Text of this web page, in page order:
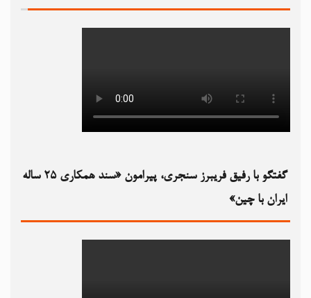
گفتگو با رفیق فریبرز سنجری، پیرامون «سند همکاری ۲۵ ساله
ایران با چین»